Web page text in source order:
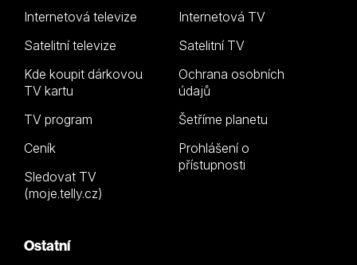
Internetová televize
Satelitní televize
Kde koupit dárkovou
TV kartu
TV program
Ceník
Sledovat TV
(moje.telly.cz)
Internetová TV
Satelitní TV
Ochrana osobních
údajů
Šetříme planetu
Prohlášení o
přístupnosti
Ostatní